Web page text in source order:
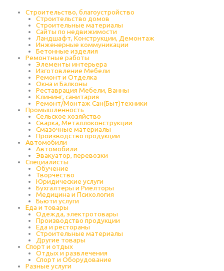
Строительство, благоустройство
Строительство домов
Строительные материалы
Сайты по недвижимости
Ландшафт, Конструкции, Демонтаж
Инженерные коммуникации
Бетонные изделия
Ремонтные работы
Элементы интерьера
Изготовление Мебели
Ремонт и Отделка
Окна и Балконы
Реставрация Мебели, Ванны
Клининг, санитария
Ремонт/Монтаж Сан(Быт)техники
Промышленность
Cельское хозяйство
Сварка, Металлоконструкции
Cмазочные материалы
Производство продукции
Автомобили
Автомобили
Эвакуатор, перевозки
Специалисты
Обучение
Творчество
Юридические услуги
Бухгалтеры и Риелторы
Медицина и Психология
Бьюти услуги
Еда и товары
Одежда, электротовары
Производство продукции
Еда и рестораны
Строительные материалы
Другие товары
Спорт и отдых
Отдых и развлечения
Спорт и Оборудование
Разные услуги